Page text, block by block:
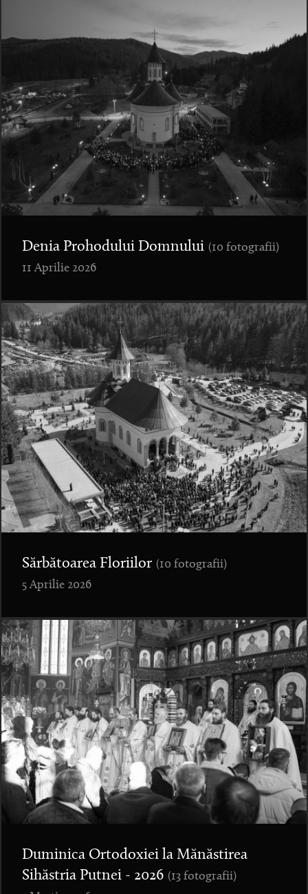
Denia Prohodului Domnului (10 fotografii)
11 Aprilie 2026
Sărbătoarea Floriilor (10 fotografii)
5 Aprilie 2026
Duminica Ortodoxiei la Mănăstirea
Sihăstria Putnei - 2026 (13 fotografii)